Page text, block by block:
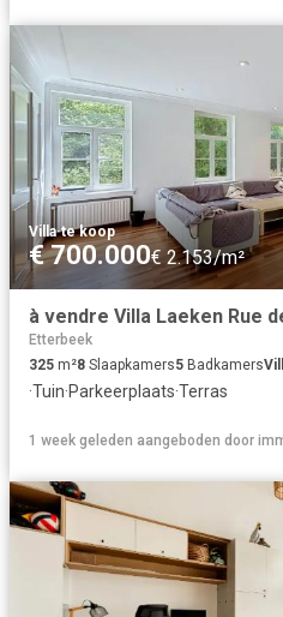
Villa·te koop
€ 700.000€ 2.153/m²
à vendre Villa Laeken Rue
Etterbeek
325 m²8 Slaapkamers5 Badkamers
·Tuin·Parkeerplaats·Terras
1 week geleden aangeboden door